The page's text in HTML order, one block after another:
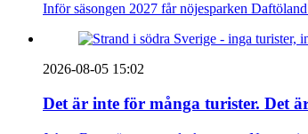
Inför säsongen 2027 får nöjesparken
2026-08-05 15:02
Det är inte för många turister. Det